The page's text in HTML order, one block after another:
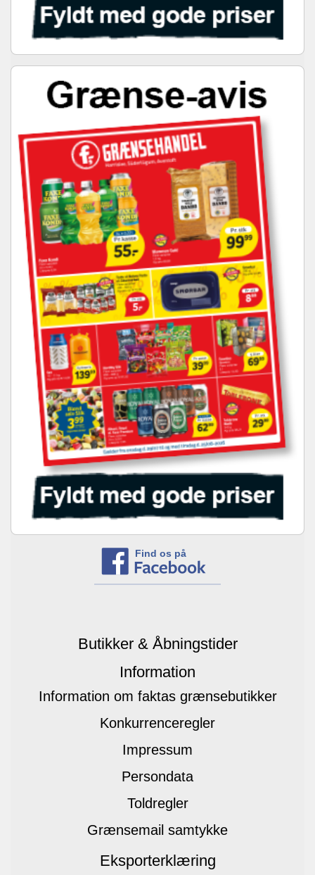
Find os på
Butikker & Åbningstider
Information
Information om faktas grænsebutikker
Konkurrenceregler
Impressum
Persondata
Toldregler
Grænsemail samtykke
Eksporterklæring